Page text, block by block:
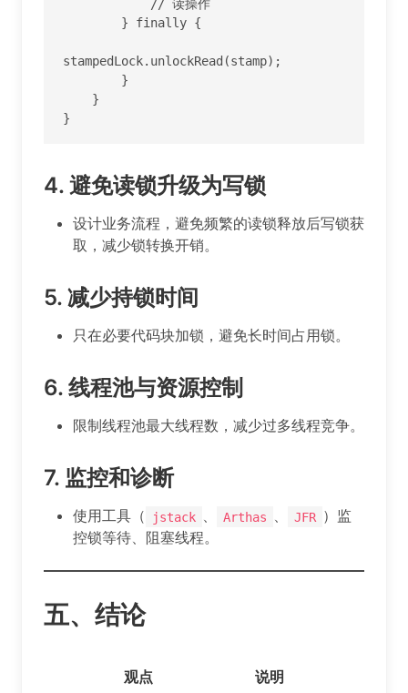
stampedLock.unlockRead(stamp);
}
4. 避免读锁升级为写锁
设计业务流程，避免频繁的读锁释放后写锁获
取，减少锁转换开销。
5. 减少持锁时间
只在必要代码块加锁，避免长时间占用锁。
6. 线程池与资源控制
限制线程池最大线程数，减少过多线程竞争。
7. 监控和诊断
使用工具（ jstack 、 Arthas 、 JFR ）监
控锁等待、阻塞线程。
五、结论
观点 说明